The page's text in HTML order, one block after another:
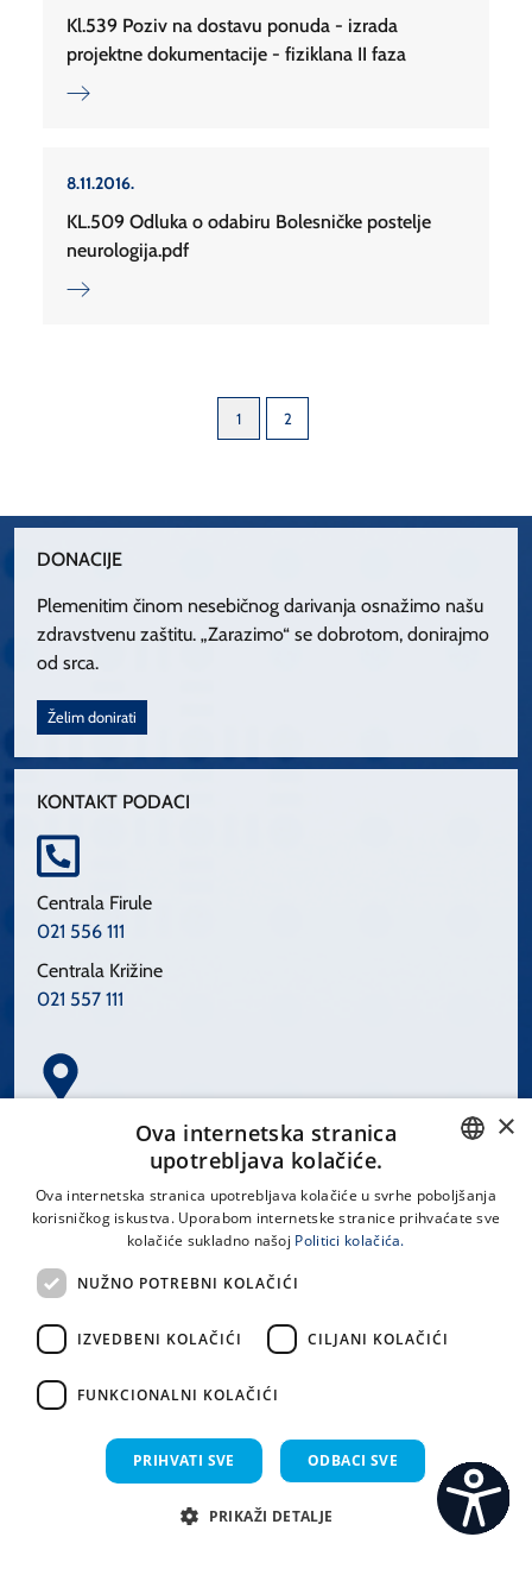
Kl.539 Poziv na dostavu ponuda - izrada
projektne dokumentacije - fiziklana II faza
8.11.2016.
KL.509 Odluka o odabiru Bolesničke postelje
neurologija.pdf
1 2
DONACIJE
Plemenitim činom nesebičnog darivanja osnažimo našu
zdravstvenu zaštitu. „Zarazimo“ se dobrotom, donirajmo
od srca.
Želim donirati
KONTAKT PODACI
Centrala Firule
021 556 111
Centrala Križine
021 557 111
Spinčićeva 1, 21000 Split
LINKOVI
Uvjeti korištenja
CROATIAN
×
Ova internetska stranica
upotrebljava kolačiće.
Ova internetska stranica upotrebljava kolačiće u svrhe poboljšanja
korisničkog iskustva. Uporabom internetske stranice prihvaćate sve
kolačiće sukladno našoj Politici kolačića.
NUŽNO POTREBNI KOLAČIĆI
IZVEDBENI KOLAČIĆI CILJANI KOLAČIĆI
FUNKCIONALNI KOLAČIĆI
PRIHVATI SVE ODBACI SVE
PRIKAŽI DETALJE